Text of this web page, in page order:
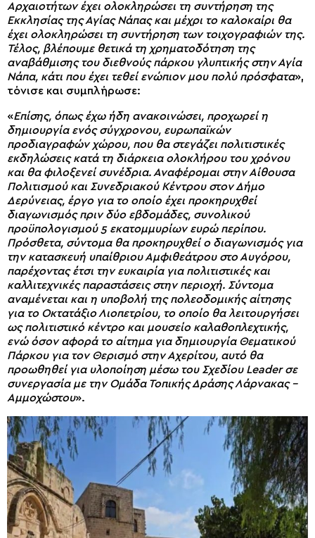
Αρχαιοτήτων έχει ολοκληρώσει τη συντήρηση της
Εκκλησίας της Αγίας Νάπας και μέχρι το καλοκαίρι θα
έχει ολοκληρώσει τη συντήρηση των τοιχογραφιών της.
Τέλος, βλέπουμε θετικά τη χρηματοδότηση της
αναβάθμισης του διεθνούς πάρκου γλυπτικής στην Αγία
Νάπα, κάτι που έχει τεθεί ενώπιον μου πολύ πρόσφατα»,
τόνισε και συμπλήρωσε:
«Επίσης, όπως έχω ήδη ανακοινώσει, προχωρεί η
δημιουργία ενός σύγχρονου, ευρωπαϊκών
προδιαγραφών χώρου, που θα στεγάζει πολιτιστικές
εκδηλώσεις κατά τη διάρκεια ολοκλήρου του χρόνου
και θα φιλοξενεί συνέδρια. Αναφέρομαι στην Αίθουσα
Πολιτισμού και Συνεδριακού Κέντρου στον Δήμο
Δερύνειας, έργο για το οποίο έχει προκηρυχθεί
διαγωνισμός πριν δύο εβδομάδες, συνολικού
προϋπολογισμού 5 εκατομμυρίων ευρώ περίπου.
Πρόσθετα, σύντομα θα προκηρυχθεί ο διαγωνισμός για
την κατασκευή υπαίθριου Αμφιθεάτρου στο Αυγόρου,
παρέχοντας έτσι την ευκαιρία για πολιτιστικές και
καλλιτεχνικές παραστάσεις στην περιοχή. Σύντομα
αναμένεται και η υποβολή της πολεοδομικής αίτησης
για το Οκτατάξιο Λιοπετρίου, το οποίο θα λειτουργήσει
ως πολιτιστικό κέντρο και μουσείο καλαθοπλεχτικής,
ενώ όσον αφορά το αίτημα για δημιουργία Θεματικού
Πάρκου για τον Θερισμό στην Αχερίτου, αυτό θα
προωθηθεί για υλοποίηση μέσω του Σχεδίου Leader σε
συνεργασία με την Ομάδα Τοπικής Δράσης Λάρνακας –
Αμμοχώστου».